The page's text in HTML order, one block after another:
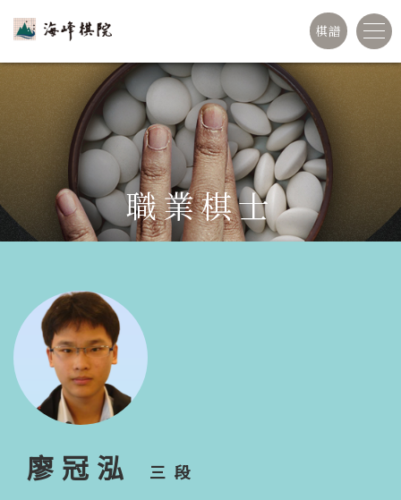
棋譜
職業棋士
廖冠泓 三段